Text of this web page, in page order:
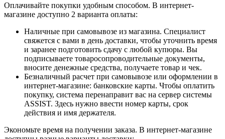
Оплачивайте покупки удобным способом. В интернет-
магазине доступно 2 варианта оплаты:
Наличные при самовывозе из магазина. Специалист
свяжется с вами в день доставки, чтобы уточнить время
и заранее подготовить сдачу с любой купюры. Вы
подписываете товаросопроводительные документы,
вносите денежные средства, получаете товар и чек.
Безналичный расчет при самовывозе или оформлении в
интернет-магазине: банковские карты. Чтобы оплатить
покупку, система перенаправит вас на сервер системы
ASSIST. Здесь нужно ввести номер карты, срок
действия и имя держателя.
Экономьте время на получении заказа. В интернет-магазине